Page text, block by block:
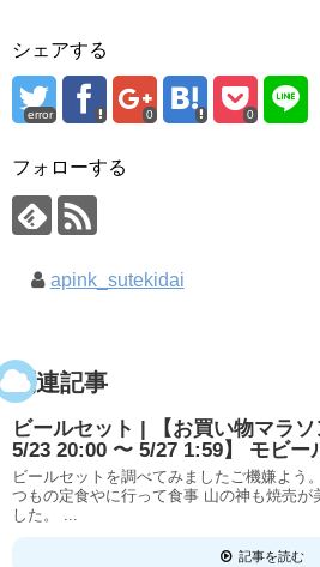
シェアする
error 0 0
フォローする
apink_sutekidai
関連記事
ビールセット | 【お買い物マラ
5/23 20:00 〜 5/27 1:59】 モビー
ビールセットを調べてみましたご機嫌よう
つもの定食やに行って食事 山の神も焼売が
した。 ...
記事を読む